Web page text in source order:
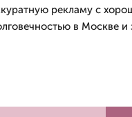
рекламу с
в Москве и